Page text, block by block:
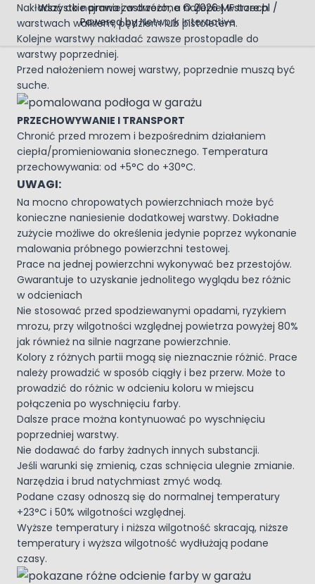
Nakładać co najmniej w dwóch, a najlepiej w trzech
warstwach wałkiem, pędzlem lub pistoletem.
Kolejne warstwy nakładać zawsze prostopadle do
warstwy poprzedniej.
Przed nałożeniem nowej warstwy, poprzednie muszą być
suche.
PRZECHOWYWANIE I TRANSPORT
Chronić przed mrozem i bezpośrednim działaniem
ciepła/promieniowania słonecznego. Temperatura
przechowywania: od +5°C do +30°C.
UWAGI:
Na mocno chropowatych powierzchniach może być
konieczne naniesienie dodatkowej warstwy. Dokładne
zużycie możliwe do określenia jedynie poprzez wykonanie
malowania próbnego powierzchni testowej.
Prace na jednej powierzchni wykonywać bez przestojów.
Gwarantuje to uzyskanie jednolitego wyglądu bez różnic
w odcieniach
Nie stosować przed spodziewanymi opadami, ryzykiem
mrozu, przy wilgotności względnej powietrza powyżej 80%
jak również na silnie nagrzane powierzchnie.
Kolory z różnych partii mogą się nieznacznie różnić. Prace
należy prowadzić w sposób ciągły i bez przerw. Może to
prowadzić do różnic w odcieniu koloru w miejscu
połączenia po wyschnięciu farby.
Dalsze prace można kontynuować po wyschnięciu
poprzedniej warstwy.
Nie dodawać do farby żadnych innych substancji.
Jeśli warunki się zmienią, czas schnięcia ulegnie zmianie.
Narzędzia i brud natychmiast zmyć wodą.
Podane czasy odnoszą się do normalnej temperatury
+23°C i 50% wilgotności względnej.
Wyższe temperatury i niższa wilgotność skracają, niższe
temperatury i wyższa wilgotność wydłużają podane
czasy.
Wszystkie prawa zastrzeżone © 2026 MFstore.pl /
Powered byNetwork Interactive